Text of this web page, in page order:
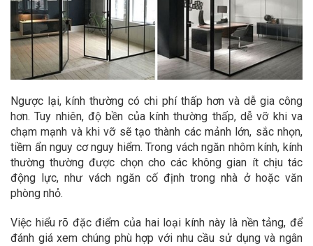
Ngược lại, kính thường có chi phí thấp hơn và dễ gia công
hơn. Tuy nhiên, độ bền của kính thường thấp, dễ vỡ khi va
chạm mạnh và khi vỡ sẽ tạo thành các mảnh lớn, sắc nhọn,
tiềm ẩn nguy cơ nguy hiểm. Trong vách ngăn nhôm kính, kính
thường thường được chọn cho các không gian ít chịu tác
động lực, như vách ngăn cố định trong nhà ở hoặc văn
phòng nhỏ.
Việc hiểu rõ đặc điểm của hai loại kính này là nền tảng, để
đánh giá xem chúng phù hợp với nhu cầu sử dụng và ngân